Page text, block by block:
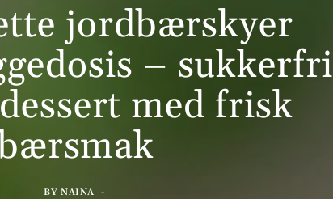
jordbærskyer
– sukkerfri
med frisk
BY NAINA